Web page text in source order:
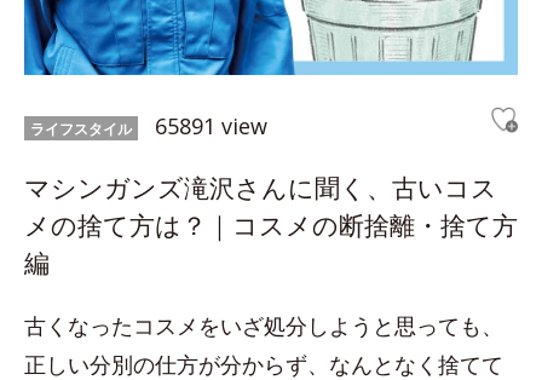
ライフスタイル 65891 view
マシンガンズ滝沢さんに聞く、古いコス
メの捨て方は？｜コスメの断捨離・捨て方
編
古くなったコスメをいざ処分しようと思っても、
正しい分別の仕方が分からず、なんとなく捨てて